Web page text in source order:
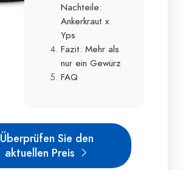
Nachteile:
Ankerkraut x
Yps
Fazit: Mehr als
nur ein Gewürz
FAQ
Überprüfen Sie den
aktuellen Preis